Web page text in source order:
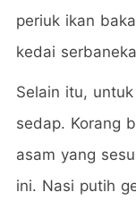
periuk ikan
kedai
Selain itu,
sedap. Korang
asam yang
ini. Nasi putih